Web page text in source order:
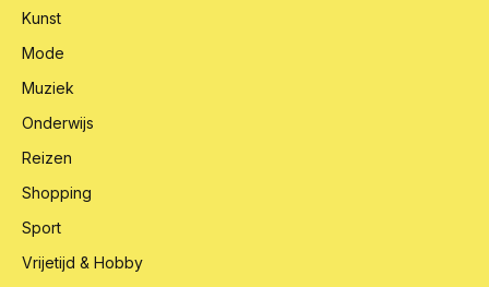
Kunst
Mode
Muziek
Onderwijs
Reizen
Shopping
Sport
Vrijetijd & Hobby